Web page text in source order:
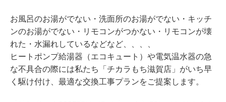
お風呂のお湯がでない・洗面所のお湯がでない・キッチ
ンのお湯がでない・リモコンがつかない・リモコンが壊
れた・水漏れしているなどなど、、、、
ヒートポンプ給湯器（エコキュート）や電気温水器の急
な不具合の際には私たち「チカラもち滋賀店」がいち早
く駆け付け、最適な交換工事プランをご提案します。